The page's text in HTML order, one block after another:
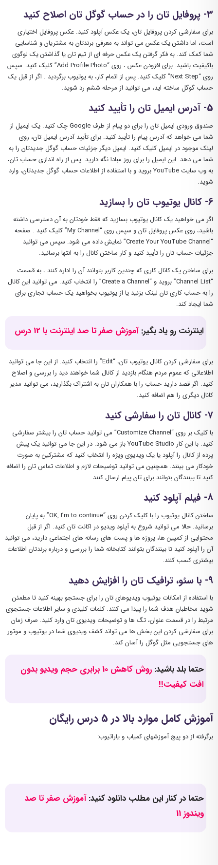
3- پروفایل تان را در حساب گوگل تان اصلاح کنید
برای سفارشی کردن پروفایل تان، یک عکس آپلود کنید. عکس پروفایل اختیاری
است، اما داشتن یک عکس می ‌تواند به معرفی برندتان به مشتریان و شناسایی
شما کمک کند. به فکر گرفتن یک عکس حرفه ‌ای از تیم تان یا گذاشتن یک لوگوی
باکیفیت باشید. برای افزودن عکس ، روی “Add Profile Photo” کلیک کنید. سپس
روی “Next Step” کلیک کنید. پس از اتمام کار، به یوتیوب برگردید . اگر از قبل یک
حساب گوگل ساخته ‌اید، می ‌توانید از مرحله ششم رد شوید.
5- آدرس ایمیل تان را تأیید کنید
صندوق ورودی ایمیل تان را برای دو پیام از طرف Google چک کنید. یک ایمیل از
شما می ‌خواهد که آدرس پیام را تأیید کنید. برای تأیید آدرس ایمیل تان، روی
لینک موجود در ایمیل کلیک کنید. ایمیل دیگر جزئیات حساب گوگل جدیدتان را به
شما می‌ دهد. این ایمیل را برای روز مبادا نگه دارید. پس از راه ‌اندازی حساب تان،
به وب ‌سایت YouTube بروید و با استفاده از اطلاعات حساب گوگل جدیدتان، وارد
شوید.
6- کانال یوتیوب تان را بسازید
اگر می ‌خواهید یک کانال یوتیوب بسازید که فقط خودتان به آن دسترسی داشته
باشید، روی عکس پروفایل تان و سپس روی “My Channel” کلیک کنید . صفحه
“Create Your YouTube Channel” نمایش داده می ‌شود. سپس می‌ توانید
جزئیات حساب تان را تأیید کنید و کار ساختن کانال را به انتها برسانید.
برای ساختن یک کانال کاری که چندین کاربر بتوانند آن را اداره کنند ، به قسمت
“Channel List” بروید و “Create a Channel” را انتخاب کنید. می‌ توانید این کانال
را به حساب کاری تان لینک بزنید یا از یوتیوب بخواهید یک حساب تجاری برای
شما ایجاد کند.
اینترنت رو یاد بگیر:آموزش صفر تا صد اینترنت با 12 درس
برای سفارشی کردن کانال یوتیوب تان، “Edit” را انتخاب کنید. از این جا می ‌توانید
اطلاعاتی که عموم مردم هنگام بازدید از کانال شما خواهند دید را بررسی و اصلاح
کنید. اگر قصد دارید حساب را با همکاران تان به اشتراک بگذارید، می ‌توانید مدیر
کانال دیگری را هم اضافه کنید.
7- کانال تان را سفارشی کنید
با کلیک بر روی “Customize Channel” می توانید حساب تان را بیشتر سفارشی
کنید. با این کار YouTube Studio باز می ‌شود. در این جا می‌ توانید یک پیش
‌پرده از کانال را آپلود یا یک ویدیوی ویژه را انتخاب کنید که مشترکین به صورت
خودکار می‌ بینند. همچنین می ‌توانید توضیحات لازم و اطلاعات تماس تان را اضافه
کنید تا بینندگان بتوانند برای تان پیام ارسال کنند.
8- فیلم آپلود کنید
ساختن کانال یوتیوب را با کلیک کردن روی “OK, I’m to continue” به پایان
برسانید. حالا می ‌توانید شروع به آپلود ویدیو در اکانت تان کنید. اگر از قبل
محتوایی از کمپین ‌ها، پروژه‌ ها و پست ‌های رسانه ‌های اجتماعی دارید، می ‌توانید
آن را آپلود کنید تا بینندگان بتوانند کتابخانه شما را بررسی و درباره برندتان اطلاعات
بیشتری کسب کنند.
9- با سئو، ترافیک تان را افزایش دهید
با استفاده از امکانات یوتیوب ویدیوهای تان را برای جستجو بهینه کنید تا مطمئن
شوید مخاطبان هدف شما را پیدا می‌ کنند. کلمات کلیدی و سایر اطلاعات جستجوی
مرتبط را در قسمت عنوان، تگ‌ ها و توضیحات ویدیوی تان وارد کنید. صرف زمان
برای سفارشی کردن این بخش ‌ها می ‌تواند کشف ویدیوی شما در یوتیوب و موتور
های جستجویی مثل گوگل را آسان کند.
حتما بلد باشید:
روش کاهش 10 برابری حجم ویدیو بدون
افت کیفیت!!
آموزش کامل موارد بالا در 5 درس رایگان
برگرفته از دو پیج آموزشهای کمیاب و یاراتیوب:
حتما در کنار این مطلب دانلود کنید:آموزش صفر تا صد
ویندوز 11